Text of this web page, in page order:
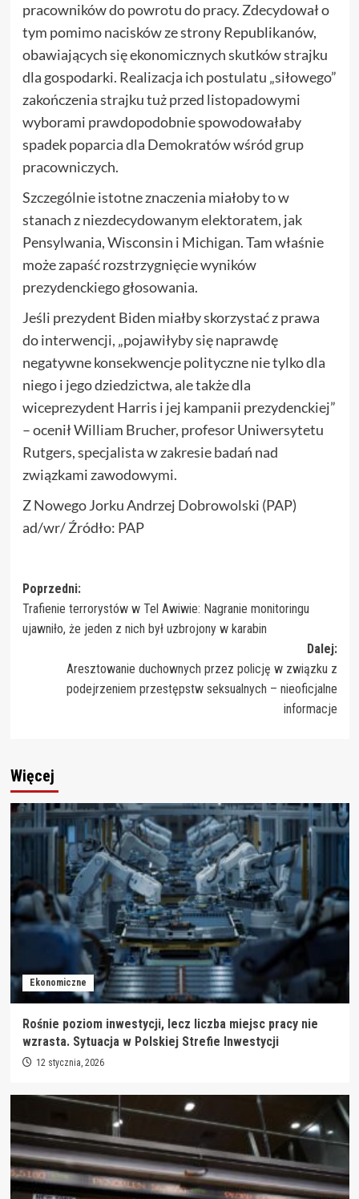
pracowników do powrotu do pracy. Zdecydował o
tym pomimo nacisków ze strony Republikanów,
obawiających się ekonomicznych skutków strajku
dla gospodarki. Realizacja ich postulatu „siłowego”
zakończenia strajku tuż przed listopadowymi
wyborami prawdopodobnie spowodowałaby
spadek poparcia dla Demokratów wśród grup
pracowniczych.
Szczególnie istotne znaczenia miałoby to w
stanach z niezdecydowanym elektoratem, jak
Pensylwania, Wisconsin i Michigan. Tam właśnie
może zapaść rozstrzygnięcie wyników
prezydenckiego głosowania.
Jeśli prezydent Biden miałby skorzystać z prawa
do interwencji, „pojawiłyby się naprawdę
negatywne konsekwencje polityczne nie tylko dla
niego i jego dziedzictwa, ale także dla
wiceprezydent Harris i jej kampanii prezydenckiej”
– ocenił William Brucher, profesor Uniwersytetu
Rutgers, specjalista w zakresie badań nad
związkami zawodowymi.
Z Nowego Jorku Andrzej Dobrowolski (PAP)
ad/wr/ Źródło: PAP
Zobacz
wpisy
Poprzedni:
Trafienie terrorystów w Tel Awiwie: Nagranie monitoringu
ujawniło, że jeden z nich był uzbrojony w karabin
Dalej:
Aresztowanie duchownych przez policję w związku z
podejrzeniem przestępstw seksualnych – nieoficjalne
informacje
Więcej
Ekonomiczne
Rośnie poziom inwestycji, lecz liczba miejsc pracy nie
wzrasta. Sytuacja w Polskiej Strefie Inwestycji
12 stycznia, 2026